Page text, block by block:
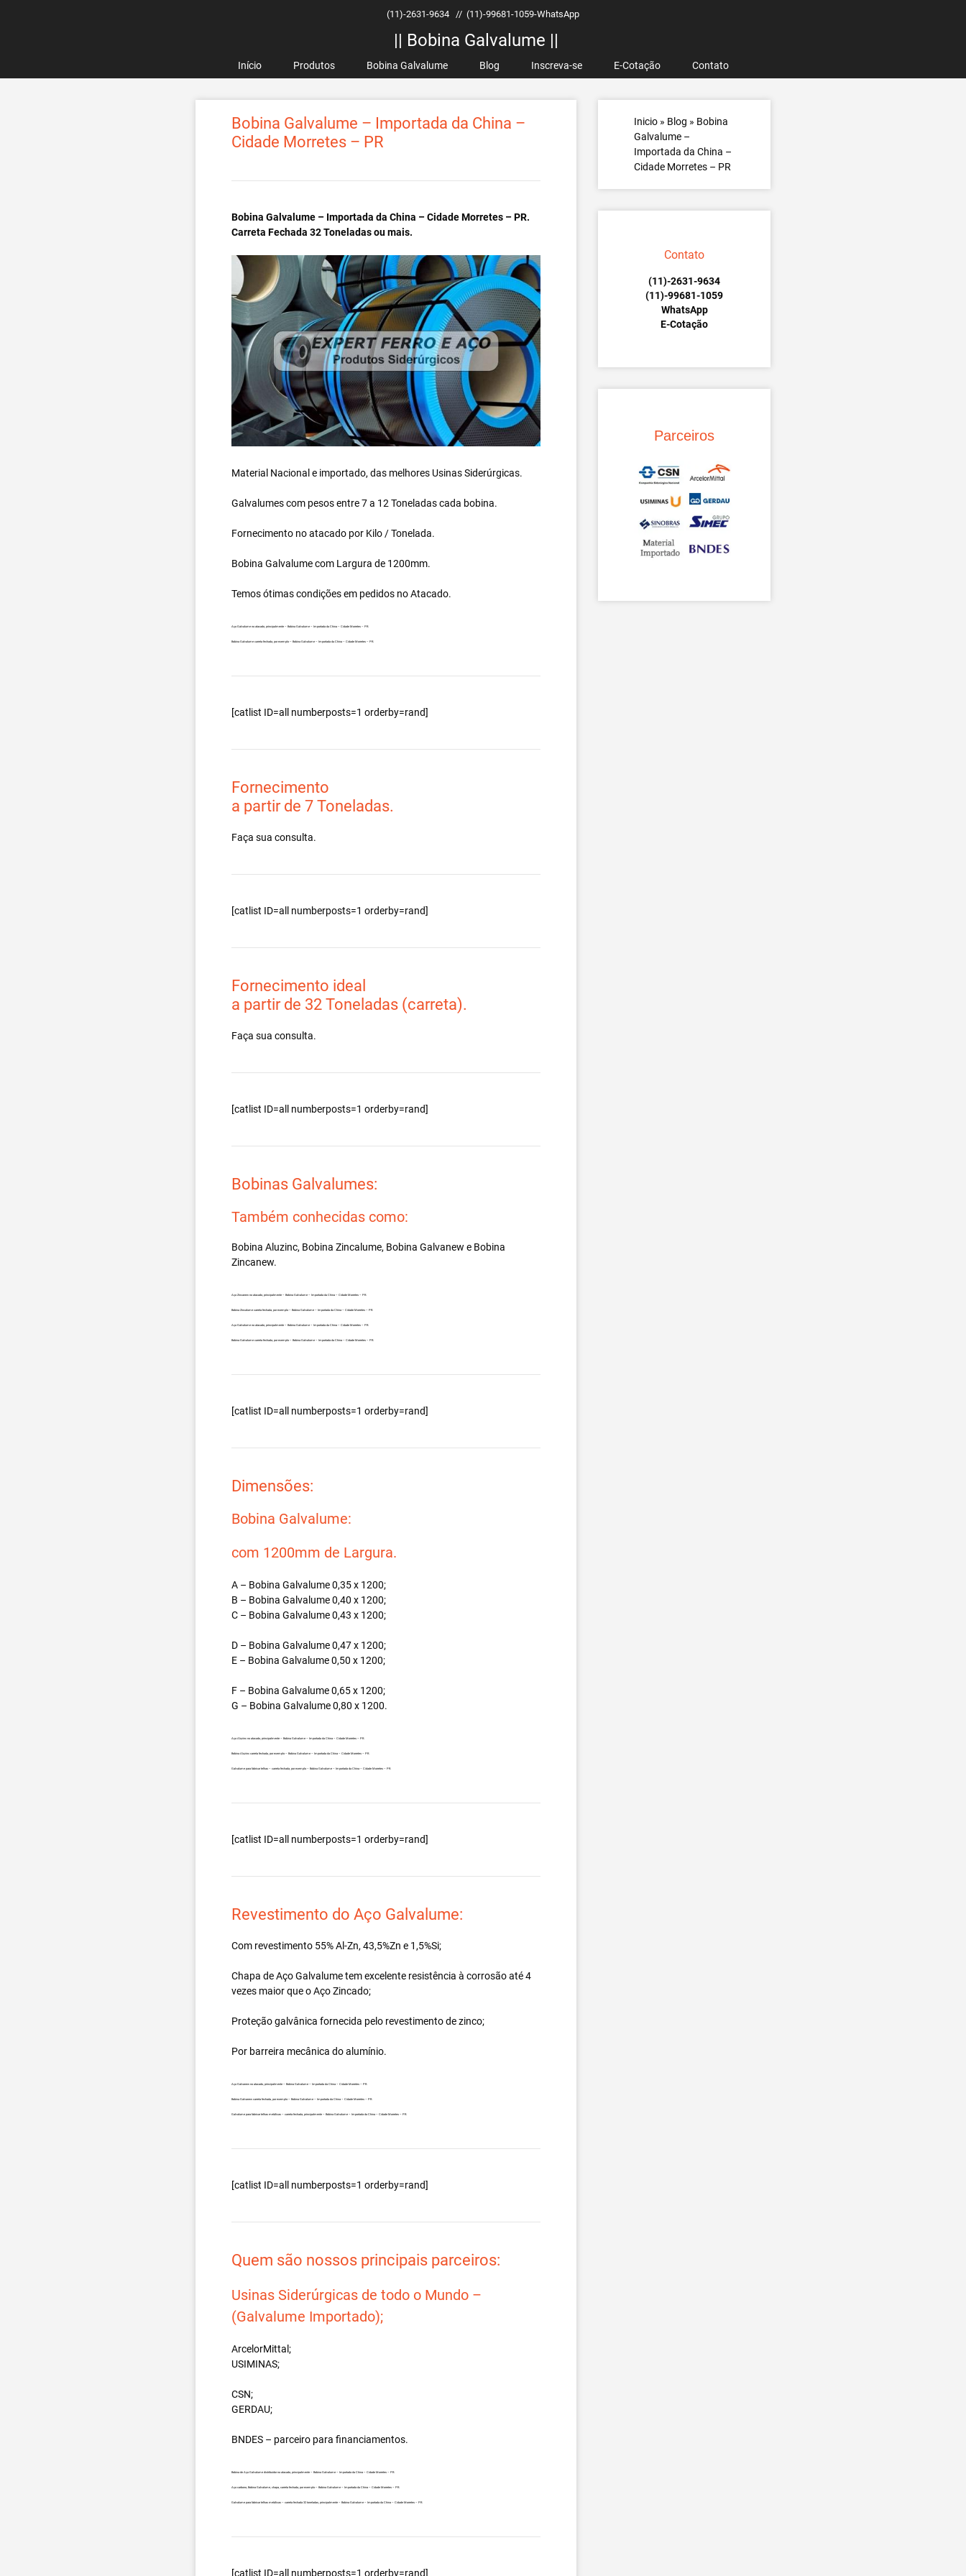
(11)-2631-9634 // (11)-99681-1059-WhatsApp
|| Bobina Galvalume ||
Início Produtos Bobina Galvalume Blog Inscreva-se E-Cotação Contato
Bobina Galvalume – Importada da China –
Cidade Morretes – PR
Bobina Galvalume – Importada da China – Cidade Morretes – PR.
Carreta Fechada 32 Toneladas ou mais.
Material Nacional e importado, das melhores Usinas Siderúrgicas.
Galvalumes com pesos entre 7 a 12 Toneladas cada bobina.
Fornecimento no atacado por Kilo / Tonelada.
Bobina Galvalumecom Largura de 1200mm.
Temos ótimas condições em pedidos no Atacado.
Aço Galvalume no atacado, principalmente – Bobina Galvalume – Importada da China – Cidade Morretes – PR.
Bobina Galvalume carreta fechada, por exemplo – Bobina Galvalume – Importada da China – Cidade Morretes – PR.
[catlist ID=all numberposts=1 orderby=rand]
Fornecimento
a partir de 7 Toneladas.
Faça sua consulta.
[catlist ID=all numberposts=1 orderby=rand]
Fornecimento ideal
a partir de 32 Toneladas (carreta).
Faça sua consulta.
[catlist ID=all numberposts=1 orderby=rand]
Bobinas Galvalumes:
Também conhecidas como:
Bobina Aluzinc, Bobina Zincalume, Bobina Galvanew e Bobina
Zincanew.
Aço Zincanew no atacado, principalmente – Bobina Galvalume – Importada da China – Cidade Morretes – PR.
Bobina Zincalume carreta fechada, por exemplo – Bobina Galvalume – Importada da China – Cidade Morretes – PR.
Aço Galvalume no atacado, principalmente – Bobina Galvalume – Importada da China – Cidade Morretes – PR.
Bobina Galvalume carreta fechada, por exemplo – Bobina Galvalume – Importada da China – Cidade Morretes – PR.
[catlist ID=all numberposts=1 orderby=rand]
Dimensões:
Bobina Galvalume:
com 1200mm de Largura.
A – Bobina Galvalume 0,35 x 1200;
B – Bobina Galvalume 0,40 x 1200;
C – Bobina Galvalume 0,43 x 1200;
D – Bobina Galvalume 0,47 x 1200;
E – Bobina Galvalume 0,50 x 1200;
F – Bobina Galvalume 0,65 x 1200;
G – Bobina Galvalume 0,80 x 1200.
Aço Aluzinc no atacado, principalmente – Bobina Galvalume – Importada da China – Cidade Morretes – PR.
Bobina Aluzinc carreta fechada, por exemplo – Bobina Galvalume – Importada da China – Cidade Morretes – PR.
Galvalume para fabricar telhas – carreta fechada, por exemplo – Bobina Galvalume – Importada da China – Cidade Morretes – PR.
[catlist ID=all numberposts=1 orderby=rand]
Revestimento do Aço Galvalume:
Com revestimento 55% Al-Zn, 43,5%Zn e 1,5%Si;
Chapa de Aço Galvalume tem excelente resistência à corrosão até 4
vezes maior que o Aço Zincado;
Proteção galvânica fornecida pelo revestimento de zinco;
Por barreira mecânica do alumínio.
Aço Galvanew no atacado, principalmente – Bobina Galvalume – Importada da China – Cidade Morretes – PR.
Bobina Galvanew carreta fechada, por exemplo – Bobina Galvalume – Importada da China – Cidade Morretes – PR.
Galvalume para fabricar telhas metálicas – carreta fechada, principalmente – Bobina Galvalume – Importada da China – Cidade Morretes – PR.
[catlist ID=all numberposts=1 orderby=rand]
Quem são nossos principais parceiros:
Usinas Siderúrgicas de todo o Mundo –
(Galvalume Importado);
ArcelorMittal;
USIMINAS;
CSN;
GERDAU;
BNDES – parceiro para financiamentos.
Bobina de Aço Galvalume distribuidor no atacado, principalmente – Bobina Galvalume – Importada da China – Cidade Morretes – PR.
Aço carbono, Bobina Galvalume, chapa, carreta fechada, por exemplo – Bobina Galvalume – Importada da China – Cidade Morretes – PR.
Galvalume para fabricar telhas metálicas – carreta fechada 32 toneladas, principalmente – Bobina Galvalume – Importada da China – Cidade Morretes – PR.
[catlist ID=all numberposts=1 orderby=rand]
Inicio » Blog » Bobina
Galvalume –
Importada da China –
Cidade Morretes – PR
Contato
(11)-2631-9634
(11)-99681-1059
WhatsApp
E-Cotação
Parceiros